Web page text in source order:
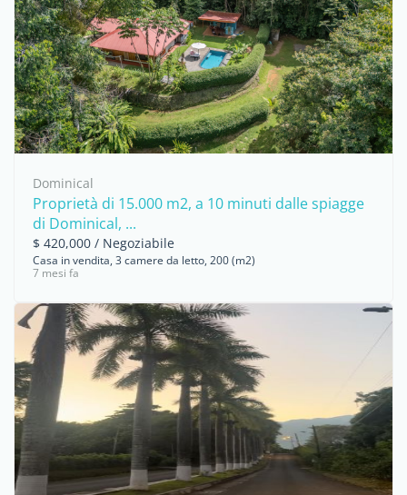
Dominical
Proprietà di 15.000 m2, a 10 minuti dalle spiagge
di Dominical, ...
$ 420,000 / Negoziabile
Casa in vendita, 3 camere da letto, 200 (m2)
7 mesi fa